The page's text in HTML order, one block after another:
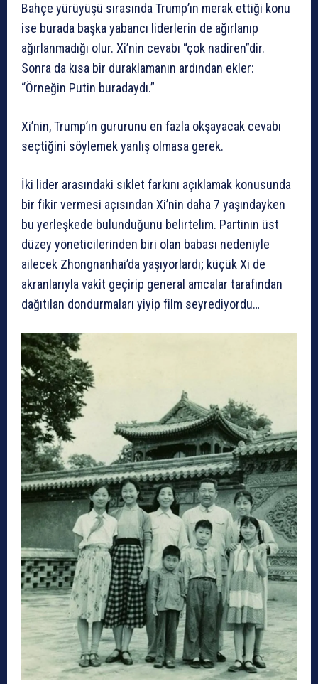
Bahçe yürüyüşü sırasında Trump’ın merak ettiği konu
ise burada başka yabancı liderlerin de ağırlanıp
ağırlanmadığı olur. Xi’nin cevabı “çok nadiren”dir.
Sonra da kısa bir duraklamanın ardından ekler:
“Örneğin Putin buradaydı.”
Xi’nin, Trump’ın gururunu en fazla okşayacak cevabı
seçtiğini söylemek yanlış olmasa gerek.
İki lider arasındaki sıklet farkını açıklamak konusunda
bir fikir vermesi açısından Xi’nin daha 7 yaşındayken
bu yerleşkede bulunduğunu belirtelim. Partinin üst
düzey yöneticilerinden biri olan babası nedeniyle
ailecek Zhongnanhai’da yaşıyorlardı; küçük Xi de
akranlarıyla vakit geçirip general amcalar tarafından
dağıtılan dondurmaları yiyip film seyrediyordu…